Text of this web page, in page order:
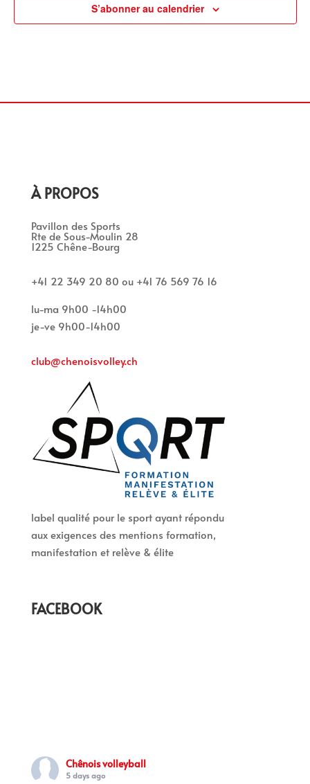
S’abonner au calendrier
À PROPOS
Pavillon des Sports
Rte de Sous-Moulin 28
1225 Chêne-Bourg
+41 22 349 20 80 ou +41 76 569 76 16
lu-ma 9h00 -14h00
je-ve 9h00-14h00
club@chenoisvolley.ch
label qualité pour le sport ayant répondu
aux exigences des mentions formation,
manifestation et relève & élite
FACEBOOK
Chênois volleyball
5 days ago